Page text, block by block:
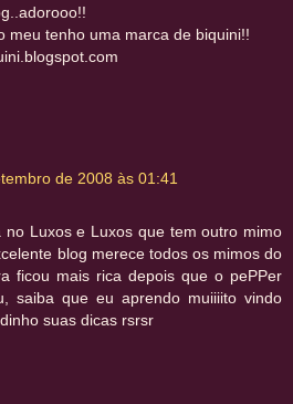
meu tenho uma marca de biquini!!
de 2008 às 01:41
no Luxos e Luxos que tem outro mimo
blog merece todos os mimos do
ficou mais rica depois que o pePPer
saiba que eu aprendo muiiiito vindo
suas dicas rsrsr